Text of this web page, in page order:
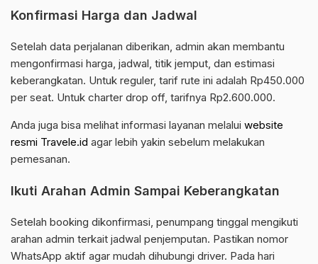
Konfirmasi Harga dan Jadwal
Setelah data perjalanan diberikan, admin akan membantu
mengonfirmasi harga, jadwal, titik jemput, dan estimasi
keberangkatan. Untuk reguler, tarif rute ini adalah Rp450.000
per seat. Untuk charter drop off, tarifnya Rp2.600.000.
Anda juga bisa melihat informasi layanan melalui website
resmi Travele.id agar lebih yakin sebelum melakukan
pemesanan.
Ikuti Arahan Admin Sampai Keberangkatan
Setelah booking dikonfirmasi, penumpang tinggal mengikuti
arahan admin terkait jadwal penjemputan. Pastikan nomor
WhatsApp aktif agar mudah dihubungi driver. Pada hari